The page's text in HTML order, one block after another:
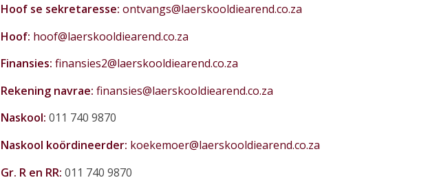
Hoof se sekretaresse:ontvangs@laerskooldiearend.co.za
Hoof: hoof@laerskooldiearend.co.za
Finansies: finansies2@laerskooldiearend.co.za
Rekening navrae: finansies@laerskooldiearend.co.za
Naskool: 011 740 9870
Naskool koördineerder: koekemoer@laerskooldiearend.co.za
Gr. R en RR: 011 740 9870